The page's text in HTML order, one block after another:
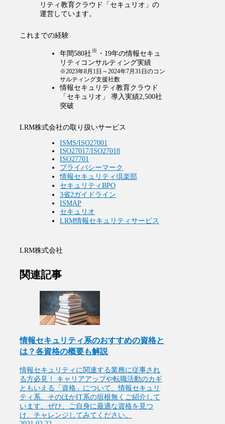
リティ教育クラウド「セキュリオ」の
運営しています。
これまでの経験
年間580社※ ・19年の情報セキュ
リティコンサルティング実績
※2023年8月1日～2024年7月31日のコン
サルティング支援社数
情報セキュリティ教育クラウド
「セキュリオ」 導入実績2,500社
突破
LRM株式会社の取り扱いサービス
ISMS/ISO27001
ISO27017/ISO27018
ISO27701
プライバシーマーク
情報セキュリティ倶楽部
セキュリティBPO
3省2ガイドライン
ISMAP
セキュリオ
LRM情報セキュリティサービス
LRM株式会社
関連記事
情報セキュリティ系のおすすめの資格と
は？各資格の概要も解説
情報セキュリティに関連する業務に従事され
る方必見！ キャリアアップや転職活動のカギ
ともいえる「資格」について、情報セキュリ
ティ系、そのほかIT系の垣根無くご紹介して
います。ぜひ、ご自身に最適な資格を見つ
け、チャレンジしてみてください。